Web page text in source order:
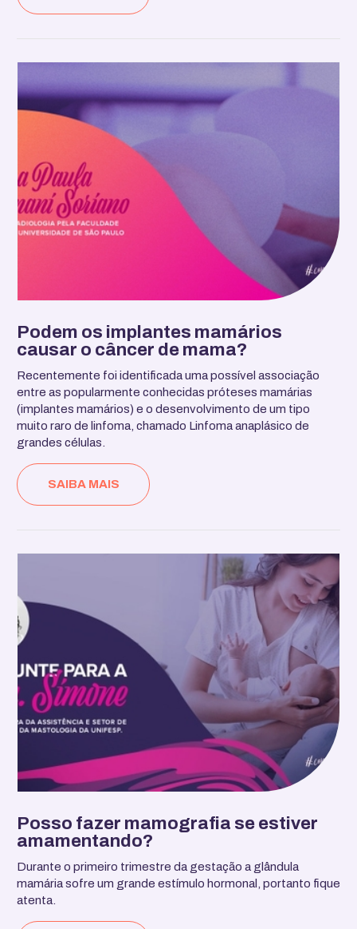
Podem os implantes mamários
causar o câncer de mama?
Recentemente foi identificada uma possível associação
entre as popularmente conhecidas próteses mamárias
(implantes mamários) e o desenvolvimento de um tipo
muito raro de linfoma, chamado Linfoma anaplásico de
grandes células.
SAIBA MAIS
Posso fazer mamografia se estiver
amamentando?
Durante o primeiro trimestre da gestação a glândula
mamária sofre um grande estímulo hormonal, portanto fique
atenta.